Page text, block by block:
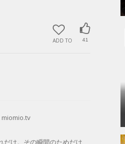
ADD TO 41
miomio.tv
だけ。その瞬間のためだけ